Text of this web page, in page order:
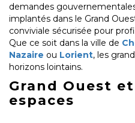
demandes
implantés dans le Grand
conviviale sécurisée pour
Que ce soit dans la ville de
Nazaire ou Lorient, les
horizons lointains.
Grand Ouest
espaces